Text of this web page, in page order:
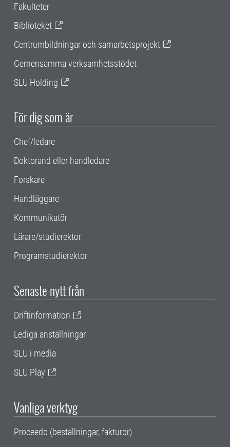
Fakulteter
Biblioteket
Centrumbildningar och samarbetsprojekt
Gemensamma verksamhetsstödet
SLU Holding
För dig som är
Chef/ledare
Doktorand eller handledare
Forskare
Handläggare
Kommunikatör
Lärare/studierektor
Programstudierektor
Senaste nytt från
Driftinformation
Lediga anställningar
SLU i media
SLU Play
Vanliga verktyg
Proceedo (beställningar, fakturor)